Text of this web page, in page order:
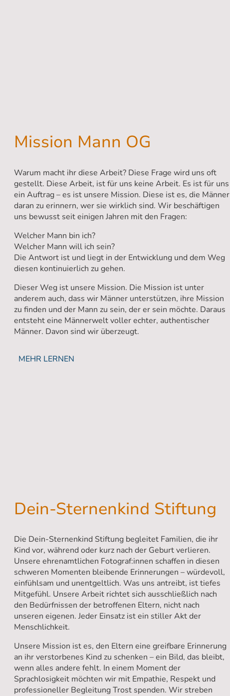
Mission Mann OG
Warum macht ihr diese Arbeit? Diese Frage wird uns oft
gestellt. Diese Arbeit, ist für uns keine Arbeit. Es ist für uns
ein Auftrag – es ist unsere Mission. Diese ist es, die Männer
daran zu erinnern, wer sie wirklich sind. Wir beschäftigen
uns bewusst seit einigen Jahren mit den Fragen:
Welcher Mann bin ich?
Welcher Mann will ich sein?
Die Antwort ist und liegt in der Entwicklung und dem Weg
diesen kontinuierlich zu gehen.
Dieser Weg ist unsere Mission. Die Mission ist unter
anderem auch, dass wir Männer unterstützen, ihre Mission
zu finden und der Mann zu sein, der er sein möchte. Daraus
entsteht eine Männerwelt voller echter, authentischer
Männer. Davon sind wir überzeugt.
MEHR LERNEN
Dein-Sternenkind Stiftung
Die Dein-Sternenkind Stiftung begleitet Familien, die ihr
Kind vor, während oder kurz nach der Geburt verlieren.
Unsere ehrenamtlichen Fotograf:innen schaffen in diesen
schweren Momenten bleibende Erinnerungen – würdevoll,
einfühlsam und unentgeltlich. Was uns antreibt, ist tiefes
Mitgefühl. Unsere Arbeit richtet sich ausschließlich nach
den Bedürfnissen der betroffenen Eltern, nicht nach
unseren eigenen. Jeder Einsatz ist ein stiller Akt der
Menschlichkeit.
Unsere Mission ist es, den Eltern eine greifbare Erinnerung
an ihr verstorbenes Kind zu schenken – ein Bild, das bleibt,
wenn alles andere fehlt. In einem Moment der
Sprachlosigkeit möchten wir mit Empathie, Respekt und
professioneller Begleitung Trost spenden. Wir streben